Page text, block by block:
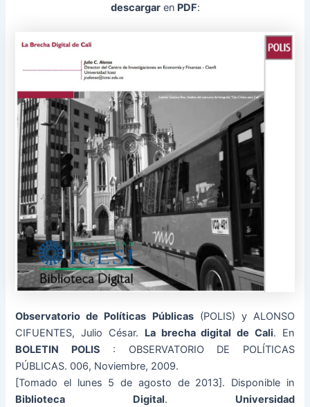
descargaren PDF:
Observatorio de Políticas Públicas(POLIS) y ALONSO
CIFUENTES, Julio César. La brecha digital de Cali. En
BOLETIN POLIS : OBSERVATORIO DE POLÍTICAS
PÚBLICAS. 006, Noviembre, 2009.
[Tomado el lunes 5 de agosto de 2013]. Disponible in
Biblioteca Digital. Universidad